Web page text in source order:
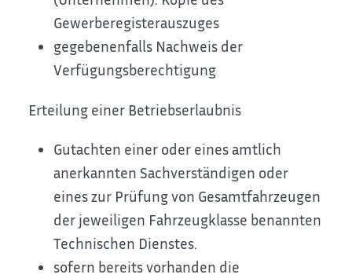
Gewerberegisterauszuges
gegebenenfalls Nachweis der
Verfügungsberechtigung
Erteilung einer Betriebserlaubnis
Gutachten einer oder eines amtlich
anerkannten Sachverständigen oder
eines zur Prüfung von Gesamtfahrzeugen
der jeweiligen Fahrzeugklasse benannten
Technischen Dienstes.
sofern bereits vorhanden die